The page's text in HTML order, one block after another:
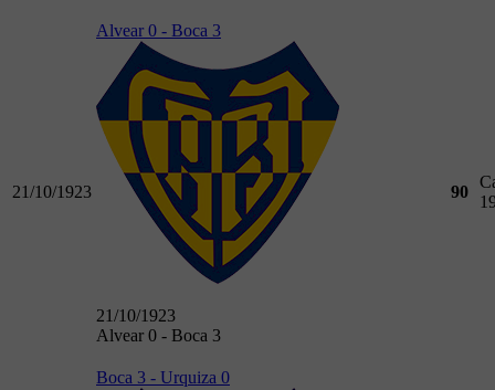
21/10/1923
Alvear 0 - Boca 3
21/10/1923
Alvear 0 - Boca 3
90
Boca 3 - Urquiza 0